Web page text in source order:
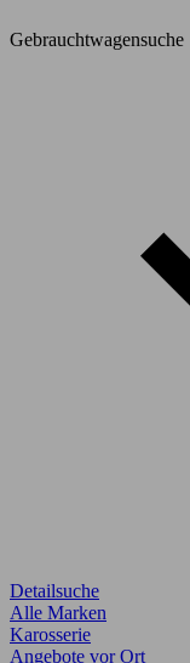
Gebrauchtwagensuche
Detailsuche
Alle Marken
Karosserie
Angebote vor Ort